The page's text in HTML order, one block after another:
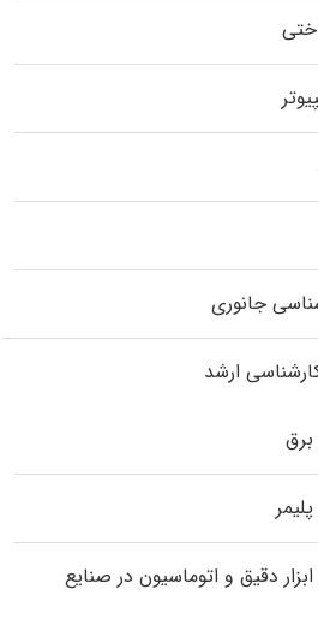
جانوری
ارشد
دقیق و اتوماسیون در صنایع